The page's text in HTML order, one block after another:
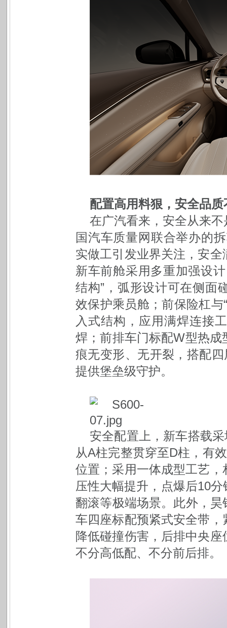
配置高用料狠，安全品质
在广汽看来，安全从来
国汽车质量网联合举办的
实做工引发业界关注，安
新车前舱采用多重加强设
结构”，弧形设计可在侧面
效保护乘员舱；前保险杠
入式结构，应用满焊连接
焊；前排车门标配W型热
痕无变形、无开裂，搭配
提供堡垒级守护。
安全配置上，新车搭载
从A柱完整贯穿至D柱，有
位置；采用一体成型工艺
压性大幅提升，点爆后10
翻滚等极端场景。此外，昊
车四座标配预紧式安全带
降低碰撞伤害，后排中央
不分高低配、不分前后排。